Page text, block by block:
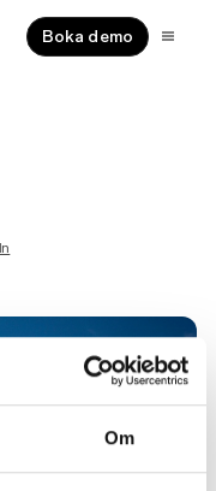
Om
Boka demo
på